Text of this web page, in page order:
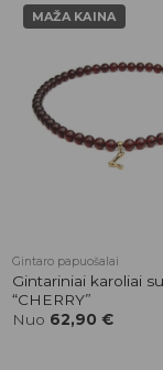
MAŽA KAINA
Gintaro papuošalai
Gintariniai karoliai
“CHERRY”
Nuo 62,90 €